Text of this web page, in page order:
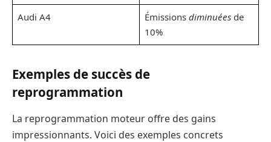
Audi A4 Émissions diminuées de
10%
Exemples de succès de
reprogrammation
La reprogrammation moteur offre des gains
impressionnants. Voici des exemples concrets